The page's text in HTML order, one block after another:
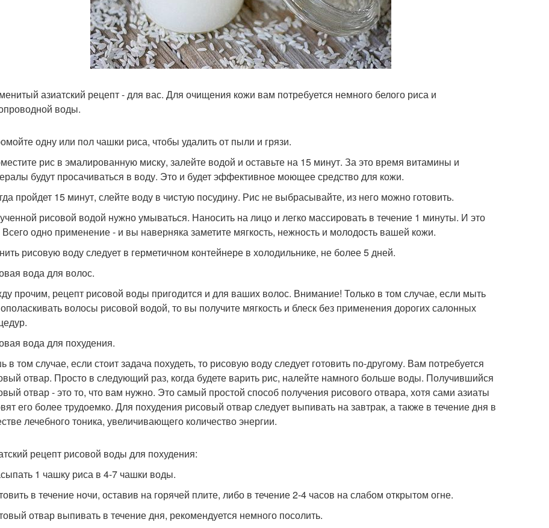
азиатский рецепт - для вас. Для очищения кожи вам потребуется немного белого риса и
воды.
одну или пол чашки риса, чтобы удалить от пыли и грязи.
рис в эмалированную миску, залейте водой и оставьте на 15 минут. За это время витамины и
будут просачиваться в воду. Это и будет эффективное моющее средство для кожи.
пройдет 15 минут, слейте воду в чистую посудину. Рис не выбрасывайте, из него можно готовить.
рисовой водой нужно умываться. Наносить на лицо и легко массировать в течение 1 минуты. И это
Всего одно применение - и вы наверняка заметите мягкость, нежность и молодость вашей кожи.
рисовую воду следует в герметичном контейнере в холодильнике, не более 5 дней.
вода для волос.
прочим, рецепт рисовой воды пригодится и для ваших волос. Внимание! Только в том случае, если мыть
волосы рисовой водой, то вы получите мягкость и блеск без применения дорогих салонных
вода для похудения.
в том случае, если стоит задача похудеть, то рисовую воду следует готовить по-другому. Вам потребуется
отвар. Просто в следующий раз, когда будете варить рис, налейте намного больше воды. Получившийся
отвар - это то, что вам нужно. Это самый простой способ получения рисового отвара, хотя сами азиаты
его более трудоемко. Для похудения рисовый отвар следует выпивать на завтрак, а также в течение дня в
лечебного тоника, увеличивающего количество энергии.
рецепт рисовой воды для похудения:
1 чашку риса в 4-7 чашки воды.
в течение ночи, оставив на горячей плите, либо в течение 2-4 часов на слабом открытом огне.
отвар выпивать в течение дня, рекомендуется немного посолить.